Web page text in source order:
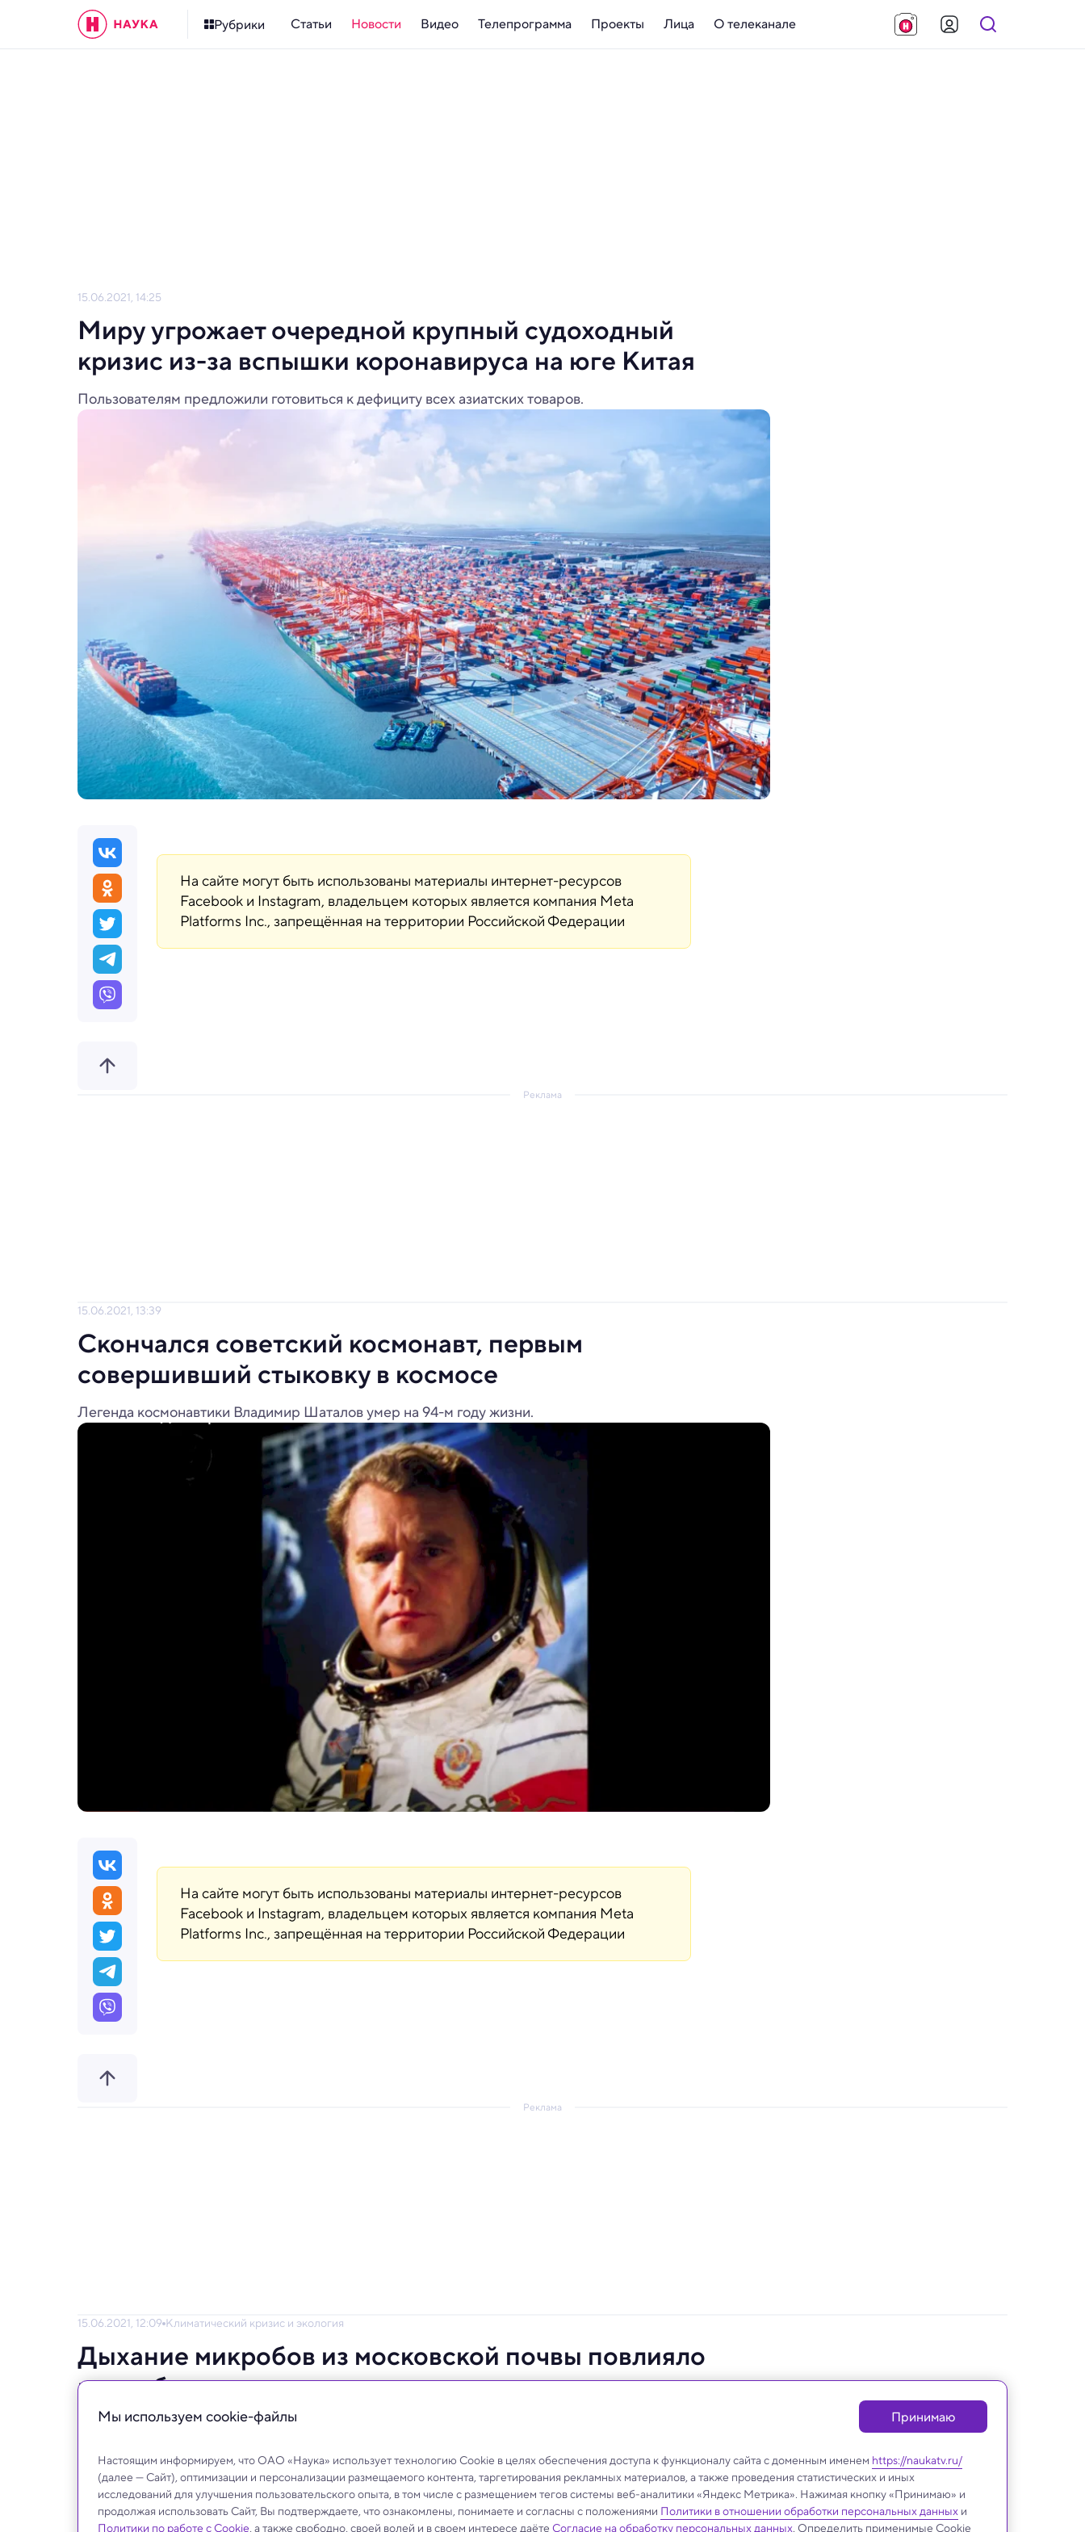
Рубрики Статьи Новости Видео Телепрограмма Проекты Лица О телеканале
15.06.2021, 14:25
Миру угрожает очередной крупный судоходный
кризис из-за вспышки коронавируса на юге Китая
Пользователям предложили готовиться к дефициту всех азиатских товаров.
На сайте могут быть использованы материалы интернет-ресурсов
Facebook и Instagram, владельцем которых является компания Meta
Platforms Inc., запрещённая на территории Российской Федерации
Реклама
15.06.2021, 13:39
Скончался советский космонавт, первым
совершивший стыковку в космосе
Легенда космонавтики Владимир Шаталов умер на 94-м году жизни.
На сайте могут быть использованы материалы интернет-ресурсов
Facebook и Instagram, владельцем которых является компания Meta
Platforms Inc., запрещённая на территории Российской Федерации
Реклама
15.06.2021, 12:09 Климатический кризис и экология
Дыхание микробов из московской почвы повлияло
на глобальное потепление
Но у этой проблемы есть простое и изящное решение.
Мы используем сookie-файлы Принимаю
Настоящим информируем, что ОАО «Наука» использует технологию Cookie в целях обеспечения доступа к функционалу сайта с доменным именем https://naukatv.ru/
(далее — Сайт), оптимизации и персонализации размещаемого контента, таргетирования рекламных материалов, а также проведения статистических и иных
исследований для улучшения пользовательского опыта, в том числе с размещением тегов системы веб-аналитики «Яндекс Метрика». Нажимая кнопку «Принимаю» и
продолжая использовать Сайт, Вы подтверждаете, что ознакомлены, понимаете и согласны с положениями Политики в отношении обработки персональных данных и
Политики по работе с Cookie, а также свободно, своей волей и в своем интересе даёте Согласие на обработку персональных данных. Определить применимые Cookie